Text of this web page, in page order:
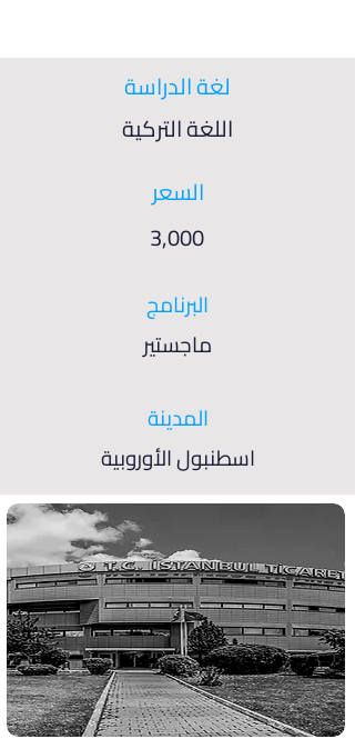
لغة الدراسة
اللغة التركية
السعر
3,000
البرنامج
ماجستير
المدينة
اسطنبول الأوروبية